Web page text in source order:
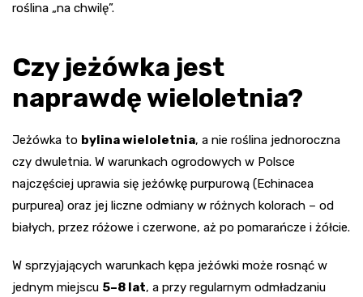
roślina „na chwilę”.
Czy jeżówka jest
naprawdę wieloletnia?
Jeżówka to bylina wieloletnia, a nie roślina jednoroczna
czy dwuletnia. W warunkach ogrodowych w Polsce
najczęściej uprawia się jeżówkę purpurową (Echinacea
purpurea) oraz jej liczne odmiany w różnych kolorach – od
białych, przez różowe i czerwone, aż po pomarańcze i żółcie.
W sprzyjających warunkach kępa jeżówki może rosnąć w
jednym miejscu 5–8 lat, a przy regularnym odmładzaniu